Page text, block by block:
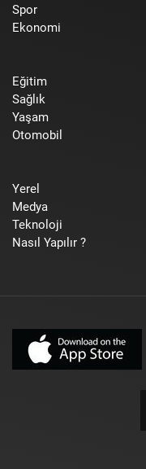
Spor
Ekonomi
Eğitim
Sağlık
Yaşam
Otomobil
Yerel
Medya
Teknoloji
Nasıl Yapılır ?